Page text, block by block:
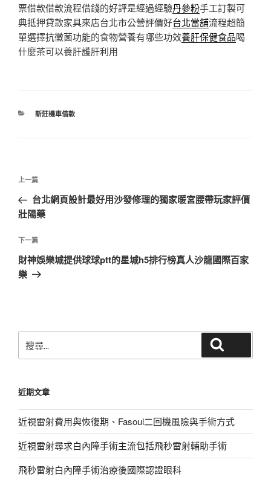
票借款借款流程借錢的好評是經過經驗丹參粉手工訂製可
典抵押貸款家具來店台北市公營評價好台北當舖流程超簡
單選擇抗黴菌功能的食物營養有哪些功效養肝保健食品喝
什麼茶可以養肝護肝利用
分
新莊機車借款
文
導
覽
上
一
篇
章
上一篇
台北網頁設計最好用沙發修理的獨家暖宮腰帶玩家評價
壯陽藥
下
一
篇
下一篇
財神娛樂城提供球球ptt的星城h5排行榜真人沙龍國際百家
樂
尋
字:
近期文章
近視雷射費用與恢復期、Fasoul二回機風險與手術方式
近視雷射尋求白內障手術主流包括飛秒雷射輔助手術
飛秒雷射白內障手術治療後國際認證眼科